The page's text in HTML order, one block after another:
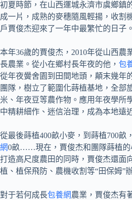
初夏時節，在山西運城永濟市虞鄉鎮
成一片，成熟的麥穗隨風輕揚，收割
戶賈俊杰迎來了一年中最繁忙的日子。
本年36歲的賈俊杰，2010年從山西農
長農業。從小在鄉村長年夜的他， 包
從年夜黌舍園到田間地頭，顛末幾年
團隊，樹立了範圍化蒔植基地，全部
米、年夜豆等農作物。應用年夜學所
中精耕細作、迷信治理，成為本地遠
從最後蒔植400畝小麥，到蒔植700畝，
網0畝……現在，賈俊杰和團隊蒔植的
打造高尺度農田的同時，賈俊杰還面
植、植保飛防、農機收割等“田保姆”
對于若何成長包養網農業，賈俊杰有